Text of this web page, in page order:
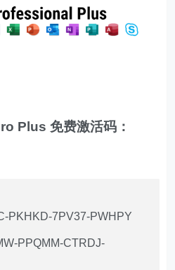
Plus 免费激活码：
PKHKD-7PV37-PWHPY
PPQMM-CTRDJ-